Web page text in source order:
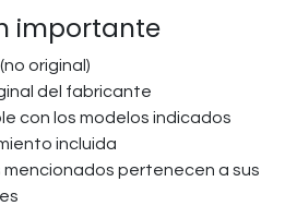
importante
original)
del fabricante
con los modelos indicados
incluida
mencionados pertenecen a sus